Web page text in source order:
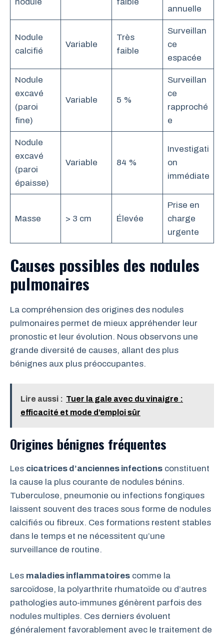
annuelle
Nodule
calcifié
Variable
Très
faible
Surveillan
ce
espacée
Nodule
excavé
(paroi
fine)
Variable 5 %
Surveillan
ce
rapproché
e
Nodule
excavé
(paroi
épaisse)
Variable 84 %
Investigati
on
immédiate
Masse > 3 cm Élevée
Prise en
charge
urgente
Causes possibles des nodules
pulmonaires
La compréhension des origines des nodules
pulmonaires permet de mieux appréhender leur
pronostic et leur évolution. Nous observons une
grande diversité de causes, allant des plus
bénignes aux plus préoccupantes.
Lire aussi : Tuer la gale avec du vinaigre :
efficacité et mode d’emploi sûr
Origines bénignes fréquentes
Les cicatrices d’anciennes infections constituent
la cause la plus courante de nodules bénins.
Tuberculose, pneumonie ou infections fongiques
laissent souvent des traces sous forme de nodules
calcifiés ou fibreux. Ces formations restent stables
dans le temps et ne nécessitent qu’une
surveillance de routine.
Les maladies inflammatoires comme la
sarcoïdose, la polyarthrite rhumatoïde ou d’autres
pathologies auto-immunes génèrent parfois des
nodules multiples. Ces derniers évoluent
généralement favorablement avec le traitement de